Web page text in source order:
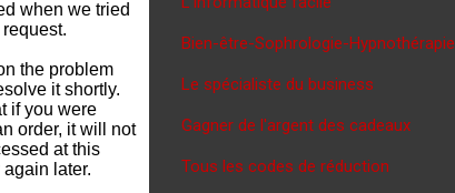
Bien-être-Sophrologie-Hypnothérapie
Le spécialiste du business
Gagner de l'argent des cadeaux
Tous les codes de réduction